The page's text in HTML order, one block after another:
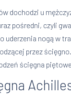
dochodzi u
pośredni, czyli
uderzenia nogą w
przez
ścięgna